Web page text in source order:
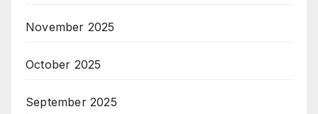
November 2025
October 2025
September 2025